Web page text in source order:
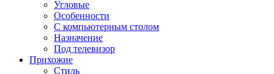
Угловые
Особенности
С компьютерным столом
Назначение
Под телевизор
Прихожие
Стиль